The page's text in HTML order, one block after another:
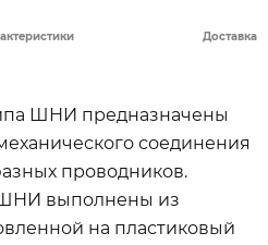
Доставка
ШНИ предназначены
соединения
проводников.
выполнены из
на пластиковый